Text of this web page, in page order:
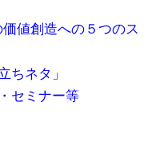
値創造への５つのス
ちネタ」
セミナー等